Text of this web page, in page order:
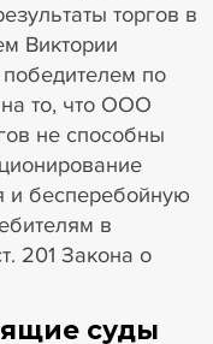
торгов в
Виктории
по
то, что ООО
не способны
и бесперебойную
в
201 Закона о
суды